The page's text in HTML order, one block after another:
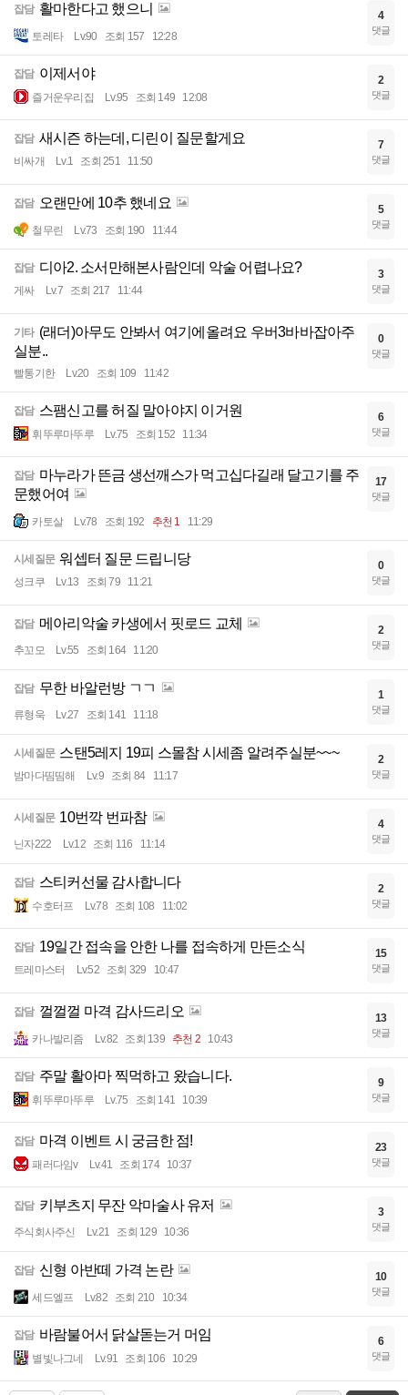
잡담 활마한다고 했으니
토레타 Lv.90 조회 157 12:28
4
댓글
잡담 이제서야
즐거운우리집 Lv.95 조회 149 12:08
2
댓글
잡담 새시즌 하는데, 디린이 질문할게요
비싸개 Lv.1 조회 251 11:50
7
댓글
잡담 오랜만에 10추 했네요
철무린 Lv.73 조회 190 11:44
5
댓글
잡담 디아2. 소서만해본사람인데 악술 어렵나요?
게싸 Lv.7 조회 217 11:44
3
댓글
기타 (래더)아무도 안봐서 여기에올려요 우버3바바잡아주
실분..
빨통기한 Lv.20 조회 109 11:42
0
댓글
잡담 스팸신고를 허질 말아야지 이거원
휘뚜루마뚜루 Lv.75 조회 152 11:34
6
댓글
잡담 마누라가 뜬금 생선깨스가 먹고십다길래 달고기를 주
문했어여
카토살 Lv.78 조회 192 추천 1 11:29
17
댓글
시세질문 워셉터 질문 드립니당
성크쿠 Lv.13 조회 79 11:21
0
댓글
잡담 메아리악술 카생에서 핏로드 교체
추꼬모 Lv.55 조회 164 11:20
2
댓글
잡담 무한 바알런방 ㄱㄱ
류형욱 Lv.27 조회 141 11:18
1
댓글
시세질문 스탠5레지 19피 스몰참 시세좀 알려주실분~~~
밤마다띰띰해 Lv.9 조회 84 11:17
2
댓글
시세질문 10번깍 번파참
닌자222 Lv.12 조회 116 11:14
4
댓글
잡담 스티커선물 감사합니다
수호터프 Lv.78 조회 108 11:02
2
댓글
잡담 19일간 접속을 안한 나를 접속하게 만든소식
트레마스터 Lv.52 조회 329 10:47
15
댓글
잡담 껄껄껄 마격 감사드리오
카나발리즘 Lv.82 조회 139 추천 2 10:43
13
댓글
잡담 주말 활아마 찍먹하고 왔습니다.
휘뚜루마뚜루 Lv.75 조회 141 10:39
9
댓글
잡담 마격 이벤트 시 궁금한 점!
패러다임v Lv.41 조회 174 10:37
23
댓글
잡담 키부츠지 무잔 악마술사 유저
주식회사주신 Lv.21 조회 129 10:36
3
댓글
잡담 신형 아반떼 가격 논란
세드엘프 Lv.82 조회 210 10:34
10
댓글
잡담 바람불어서 닭살돋는거 머임
별빛나그네 Lv.91 조회 106 10:29
6
댓글